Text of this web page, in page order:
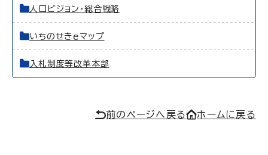
人口ビジョン・総合戦略
いちのせきｅマップ
入札制度等改革本部
前のページへ戻る ホームに戻る